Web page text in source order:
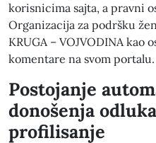
korisnicima sajta, a pravni
Organizacija za podršku
KRUGA – VOJVODINA kao
komentare na svom portalu.
Postojanje
donošenja
profilisanje